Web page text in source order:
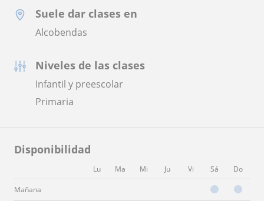
Suele dar clases en
Alcobendas
Niveles de las clases
Infantil y preescolar
Primaria
Disponibilidad
Lu Ma Mi Ju Vi Sá Do
Mañana